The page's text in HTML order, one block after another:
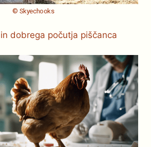
© Skyechooks
dobrega počutja piščanca